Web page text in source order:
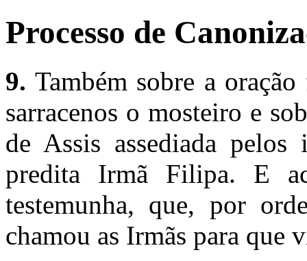
Processo de
9. Também sobre a
sarracenos o mosteiro e
de Assis assediada
predita Irmã Filipa. E
testemunha, que, por
chamou as Irmãs para que